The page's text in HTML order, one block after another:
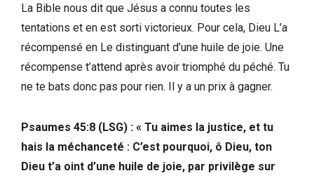
La Bible nous dit que Jésus a connu toutes les
tentations et en est sorti victorieux. Pour cela, Dieu L’a
récompensé en Le distinguant d’une huile de joie. Une
récompense t’attend après avoir triomphé du péché. Tu
ne te bats donc pas pour rien. Il y a un prix à gagner.
Psaumes 45:8 (LSG) : « Tu aimes la justice, et tu
hais la méchanceté : C’est pourquoi, ô Dieu, ton
Dieu t’a oint d’une huile de joie, par privilège sur